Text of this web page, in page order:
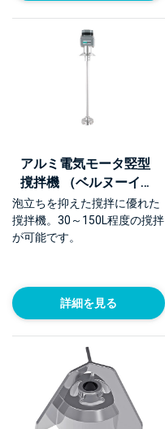
アルミ電気モータ竪型
撹拌機 （ベルヌーイ流
撹拌体BEAG E型）
【NTME-A-SD】
泡立ちを抑えた撹拌に優れた
撹拌機。30～150L程度の撹拌
が可能です。
詳細を見る